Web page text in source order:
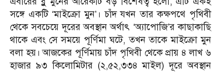
সঙ্গে একটি ‘মাইক্রো মুন’। চাঁদ যখন তার কক্ষপথে পৃথিবী
থেকে সবচেয়ে দূরের অবস্থান অর্থাৎ ‘অ্যাপোজি’র কাছাকাছি
থাকে এবং সে সময়ে পূর্ণিমা ঘটে, তখন তাকে মাইক্রো মুন
বলা হয়।আজকের পূর্ণিমায় চাঁদ পৃথিবী থেকে প্রায় ৪ লাখ ৬
হাজার ৯৩ কিলোমিটার (২,৫২,৩৩৪ মাইল) দূরে অবস্থান